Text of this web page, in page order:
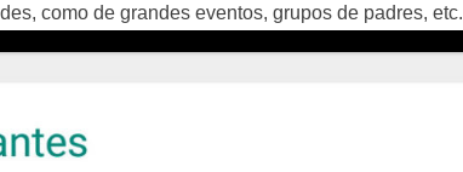
como de grandes eventos, grupos de padres, etc.